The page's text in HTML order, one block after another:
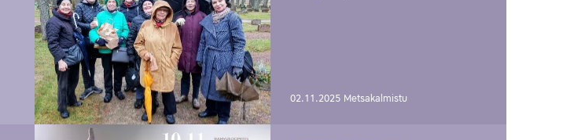
02.11.2025 Metsakalmistu